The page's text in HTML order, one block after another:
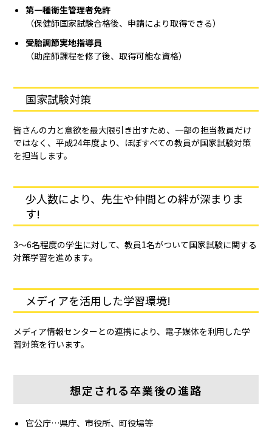
第一種衛生管理者免許
（保健師国家試験合格後、申請により取得できる）
受胎調節実地指導員
（助産師課程を修了後、取得可能な資格）
国家試験対策
皆さんの力と意欲を最大限引き出すため、一部の担当教員だけ
ではなく、平成24年度より、ほぼすべての教員が国家試験対策
を担当します。
少人数により、先生や仲間との絆が深まりま
す!
3～6名程度の学生に対して、教員1名がついて国家試験に関する
対策学習を進めます。
メディアを活用した学習環境!
メディア情報センターとの連携により、電子媒体を利用した学
習対策を行います。
想定される卒業後の進路
官公庁…県庁、市役所、町役場等